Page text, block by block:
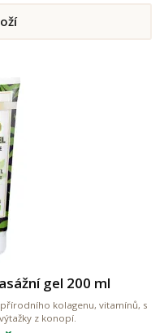
gel 200 ml
kolagenu, vitamínů, s
z konopí.